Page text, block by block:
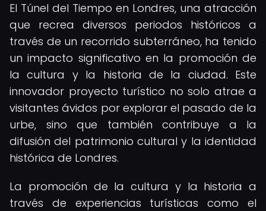
El Túnel del Tiempo en Londres, una atracción
que recrea diversos periodos históricos a
través de un recorrido subterráneo, ha tenido
un impacto significativo en la promoción de
la cultura y la historia de la ciudad. Este
innovador proyecto turístico no solo atrae a
visitantes ávidos por explorar el pasado de la
urbe, sino que también contribuye a la
difusión del patrimonio cultural y la identidad
histórica de Londres.
La promoción de la cultura y la historia a
través de experiencias turísticas como el